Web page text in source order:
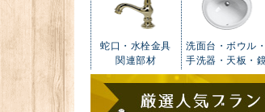
蛇口・水栓金具
関連部材
洗面台・ボウル・
手洗器・天板・